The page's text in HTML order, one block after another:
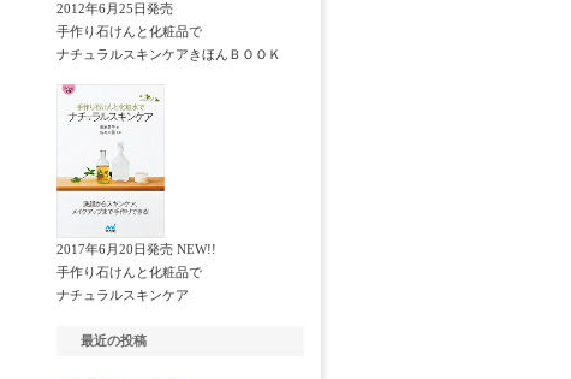
2012年6月25日発売
手作り石けんと化粧品で
ナチュラルスキンケアきほんＢＯＯＫ
2017年6月20日発売 NEW!!
手作り石けんと化粧品で
ナチュラルスキンケア
最近の投稿